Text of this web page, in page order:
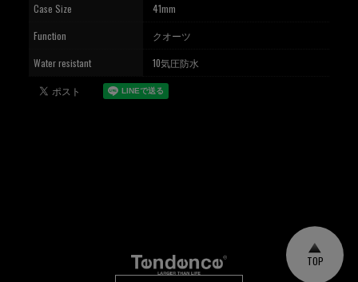
Case Size
41mm
Function
クオーツ
Water resistant
10気圧防水
TOP